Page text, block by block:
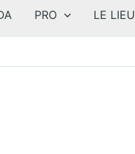
PRO LE LIEU